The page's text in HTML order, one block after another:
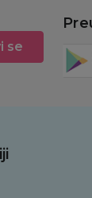
se